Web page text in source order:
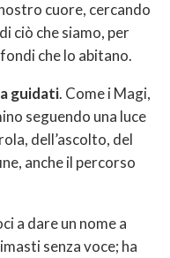
cuore, cercando
ciò che siamo, per
che lo abitano.
guidati. Come i Magi,
seguendo una luce
dell’ascolto, del
anche il percorso
a dare un nome a
senza voce; ha